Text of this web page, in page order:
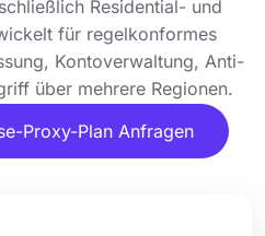
Residential- und
für regelkonformes
Kontoverwaltung, Anti-
über mehrere Regionen.
Proxy-Plan Anfragen